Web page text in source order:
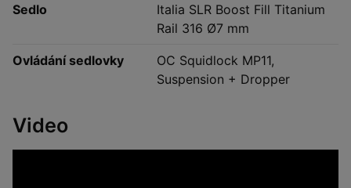
Sedlo
Italia SLR Boost Fill Titanium
Rail 316 Ø7 mm
Ovládání sedlovky
OC Squidlock MP11,
Suspension + Dropper
Video